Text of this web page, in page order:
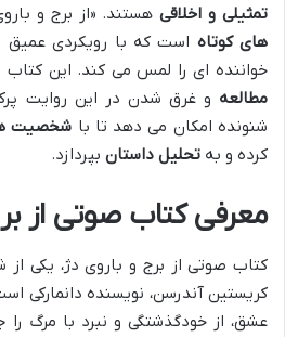
تمثیلی و اخلاقیهستند. «از برج و
های کوتاه است که با رویکردی عمیق
خواننده ای را لمس می کند. این کتاب
مطالعه و غرق شدن در این روایت
شنونده امکان می دهد تا با شخصیت
کرده و به تحلیل داستان بپردازد.
معرفی کتاب صوتی از
کتاب صوتی از برج و باروی دژ، یکی
کریستین آندرسن، نویسنده دانمارکی
عشق، از خودگذشتگی و نبرد با مرگ